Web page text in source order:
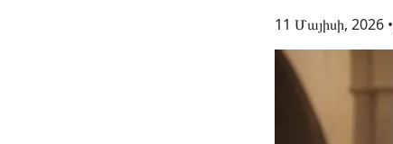
11 Մայիսի, 2026 •